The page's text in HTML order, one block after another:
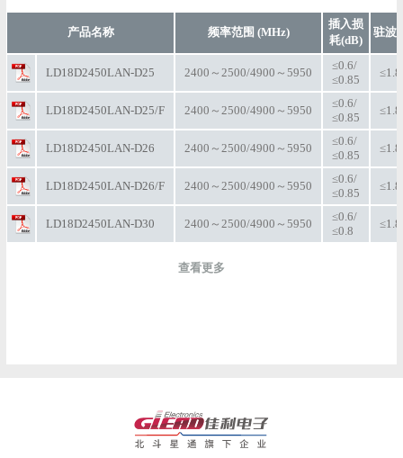
产品名称 频率范围 (MHz)
插入损
耗(dB)
驻波
LD18D2450LAN-D25 2400～2500/4900～5950
≤0.6/
≤0.85
≤1.8
LD18D2450LAN-D25/F 2400～2500/4900～5950
≤0.6/
≤0.85
≤1.8
LD18D2450LAN-D26 2400～2500/4900～5950
≤0.6/
≤0.85
≤1.8
LD18D2450LAN-D26/F 2400～2500/4900～5950
≤0.6/
≤0.85
≤1.8
LD18D2450LAN-D30 2400～2500/4900～5950
≤0.6/
≤0.8
≤1.8
查看更多